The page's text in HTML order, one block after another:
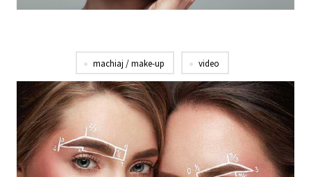
machiaj / make-up video